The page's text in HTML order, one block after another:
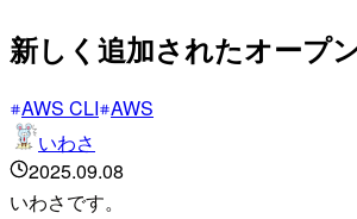
新しく追加されたオープ
AWS CLI AWS
いわさ
2025.09.08
いわさです。